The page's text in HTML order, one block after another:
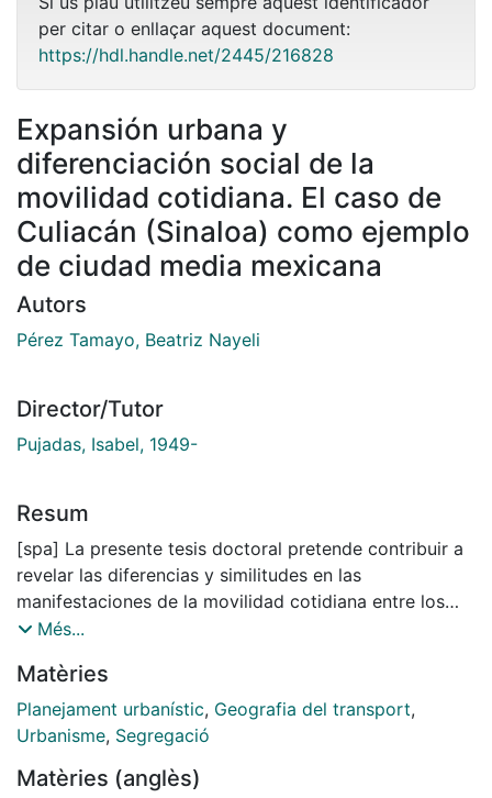
per citar o enllaçar aquest document:
https://hdl.handle.net/2445/216828
Expansión urbana y
diferenciación social de la
movilidad cotidiana. El caso de
Culiacán (Sinaloa) como ejemplo
de ciudad media mexicana
Autors
Pérez Tamayo, Beatriz Nayeli
Director/Tutor
Pujadas, Isabel, 1949-
Resum
[spa] La presente tesis doctoral pretende contribuir a
revelar las diferencias y similitudes en las
manifestaciones de la movilidad cotidiana entre los
diferentes grupos socioeconómicos, así como los
expresiones, teniendo como objeto de estudio tres
barrios periféricos de alta, media y baja renta,
situados en una ciudad mexicana de tamaño medio,
considerar que existe una relación aún sin clarificar
Més...
Matèries
Planejament urbanístic, Geografia del transport,
Urbanisme, Segregació
Matèries (anglès)